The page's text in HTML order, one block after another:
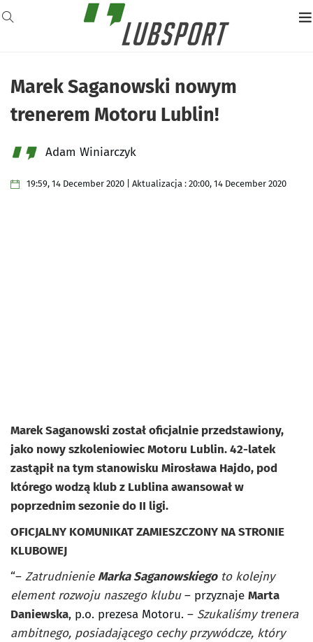
Marek Saganowski nowym
trenerem Motoru Lublin!
Adam Winiarczyk
19:59, 14 December 2020 | Aktualizacja : 20:00, 14 December 2020
Marek Saganowski został oficjalnie przedstawiony,
jako nowy szkoleniowiec Motoru Lublin. 42-latek
zastąpił na tym stanowisku Mirosława Hajdo, pod
którego wodzą klub z Lublina awansował w
poprzednim sezonie do II ligi.
OFICJALNY KOMUNIKAT ZAMIESZCZONY NA STRONIE
KLUBOWEJ
“– ZatrudnienieMarka Saganowskiegoto kolejny
element rozwoju naszego klubu– przyznaje Marta
Daniewska, p.o. prezesa Motoru. – Szukaliśmy trenera
ambitnego, posiadającego cechy przywódcze, który